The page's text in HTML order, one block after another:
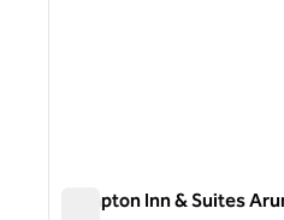
Hampton Inn & Suites